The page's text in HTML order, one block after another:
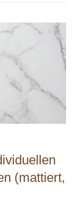
(mattiert,